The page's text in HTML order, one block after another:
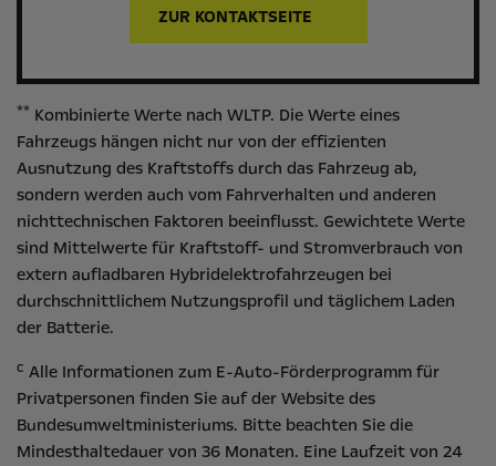
ZUR KONTAKTSEITE
** Kombinierte Werte nach WLTP. Die Werte eines
Fahrzeugs hängen nicht nur von der effizienten
Ausnutzung des Kraftstoffs durch das Fahrzeug ab,
sondern werden auch vom Fahrverhalten und anderen
nichttechnischen Faktoren beeinflusst. Gewichtete Werte
sind Mittelwerte für Kraftstoff- und Stromverbrauch von
extern aufladbaren Hybridelektrofahrzeugen bei
durchschnittlichem Nutzungsprofil und täglichem Laden
der Batterie.
c Alle Informationen zum E-Auto-Förderprogramm für
Privatpersonen finden Sie auf der Website des
Bundesumweltministeriums. Bitte beachten Sie die
Mindesthaltedauer von 36 Monaten. Eine Laufzeit von 24